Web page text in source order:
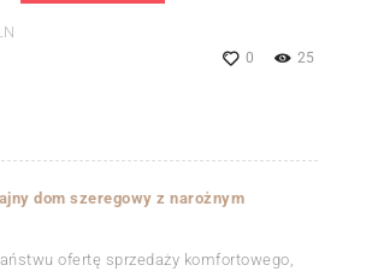
25
0
dom szeregowy z narożnym
ofertę sprzedaży komfortowego,